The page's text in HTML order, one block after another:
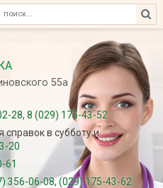
55а
28, 8 (029) 175-43-52
в субботу и
20
61
356-06-08, (029) 175-43-62